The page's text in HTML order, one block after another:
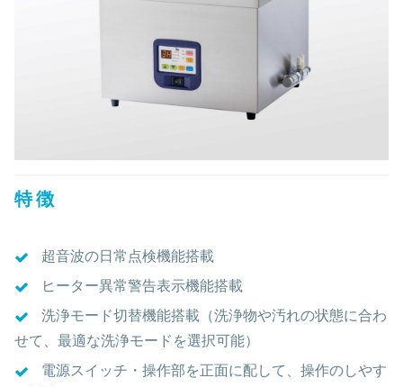
特徴
超音波の日常点検機能搭載
ヒーター異常警告表示機能搭載
洗浄モード切替機能搭載（洗浄物や汚れの状態に合わ
せて、最適な洗浄モードを選択可能）
電源スイッチ・操作部を正面に配して、操作のしやす